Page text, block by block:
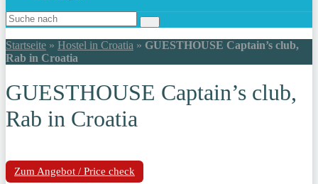
Startseite » Hostel in Croatia » GUESTHOUSE Captain’s club,
Rab in Croatia
GUESTHOUSE Captain’s club,
Rab in Croatia
Zum Angebot / Price check